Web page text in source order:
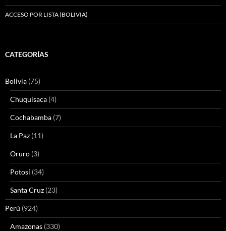
ACCESO POR LISTA (BOLIVIA)
CATEGORÍAS
Bolivia (75)
Chuquisaca (4)
Cochabamba (7)
La Paz (11)
Oruro (3)
Potosí (34)
Santa Cruz (23)
Perú (924)
Amazonas (330)